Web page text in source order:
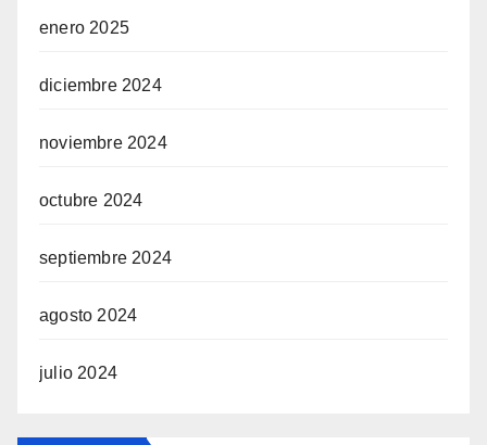
enero 2025
diciembre 2024
noviembre 2024
octubre 2024
septiembre 2024
agosto 2024
julio 2024